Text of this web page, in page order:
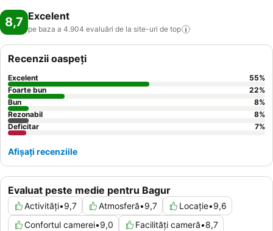
8,7 Excelent
pe baza a 4.904 evaluări de la site-uri de top
Evaluat peste medie pentru Bagur
Activități•9,7 Atmosferă•9,7 Locație•9,6
Confortul camerei•9,0 Facilități cameră•8,7
Recenzii oaspeți
Excelent 55%
Foarte bun
22%
Bun
8%
Rezonabil
8%
Deficitar
7%
Afișați recenziile